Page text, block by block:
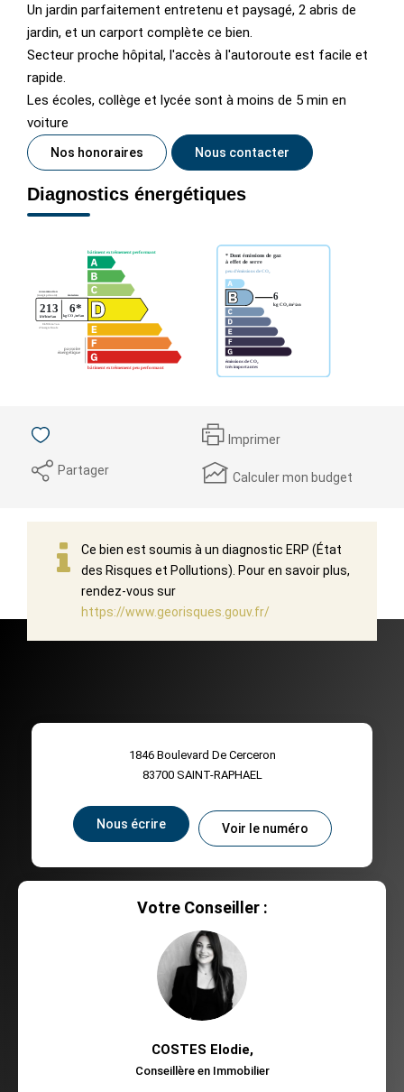
Un jardin parfaitement entretenu et paysagé, 2 abris de
jardin, et un carport complète ce bien.
Secteur proche hôpital, l'accès à l'autoroute est facile et
rapide.
Les écoles, collège et lycée sont à moins de 5 min en
voiture
Nos honoraires Nous contacter
Diagnostics énergétiques
Imprimer
Partager Calculer mon budget
Ce bien est soumis à un diagnostic ERP (État
des Risques et Pollutions). Pour en savoir plus,
rendez-vous sur
https://www.georisques.gouv.fr/
1846 Boulevard De Cerceron
83700 SAINT-RAPHAEL
Nous écrire Voir le numéro
Votre Conseiller :
COSTES Elodie,
Conseillère en Immobilier